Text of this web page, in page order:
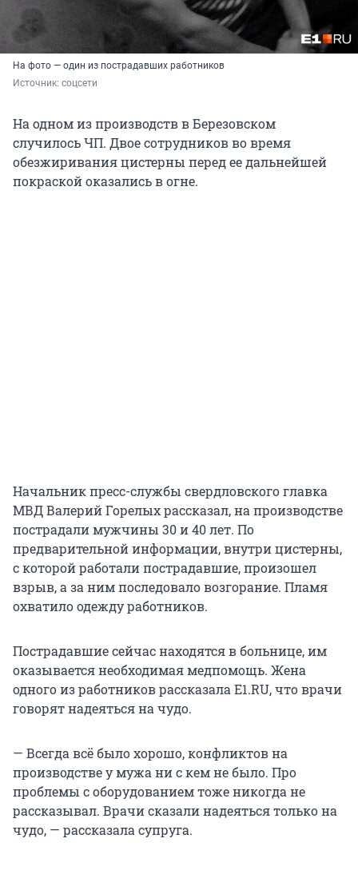
На фото — один из пострадавших работников
Источник: соцсети
На одном из производств в Березовском
случилось ЧП. Двое сотрудников во время
обезжиривания цистерны перед ее дальнейшей
покраской оказались в огне.
Начальник пресс-службы свердловского главка
МВД Валерий Горелых рассказал, на производстве
пострадали мужчины 30 и 40 лет. По
предварительной информации, внутри цистерны,
с которой работали пострадавшие, произошел
взрыв, а за ним последовало возгорание. Пламя
охватило одежду работников.
Пострадавшие сейчас находятся в больнице, им
оказывается необходимая медпомощь. Жена
одного из работников рассказала E1.RU, что врачи
говорят надеяться на чудо.
— Всегда всё было хорошо, конфликтов на
производстве у мужа ни с кем не было. Про
проблемы с оборудованием тоже никогда не
рассказывал. Врачи сказали надеяться только на
чудо, — рассказала супруга.